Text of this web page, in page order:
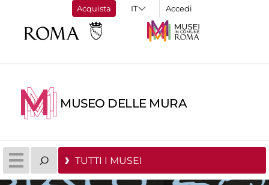
Acquista Accedi
MUSEO DELLE MURA
TUTTI I MUSEI